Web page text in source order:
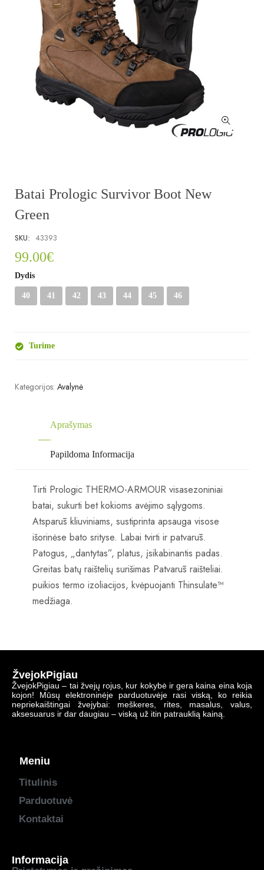
Batai Prologic Survivor Boot New
Green
SKU: 43393
99.00€
Dydis
40 41 42 43 44 45 46
Turime
Kategorijos: Avalynė
Aprašymas
Papildoma Informacija
Tirti Prologic THERMO-ARMOUR visasezoniniai
batai, sukurti bet kokioms avėjimo sąlygoms.
Atsparūs kliuviniams, sustiprinta apsauga visose
išorinėse bato srityse. Labai tvirti ir patvarūs.
Patogus, „dantytas”, platus, įsikabinantis padas.
Greitas batų raištelių surišimas Patvarūs raišteliai.
puikios termo izoliacijos, kvėpuojanti Thinsulate™
medžiaga.
ŽvejokPigiau
ŽvejokPigiau – tai žvejų rojus, kur kokybė ir gera kaina eina koja
kojon! Mūsų elektroninėje parduotuvėje rasi viską, ko reikia
nepriekaištingai žvejybai: meškeres, rites, masalus, valus,
aksesuarus ir dar daugiau – viską už itin patrauklią kainą.
Meniu
Titulinis
Parduotuvė
Kontaktai
Informacija